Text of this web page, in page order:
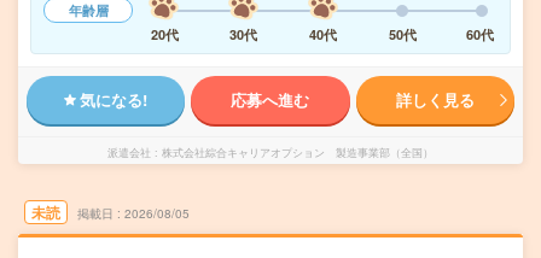
年齢層
20代
30代 40代 50代 60代
気になる! 応募へ進む 詳しく見る
派遣会社 株式会社綜合キャリアオプション 製造事業部（全国）
未読 掲載日 2026/08/05